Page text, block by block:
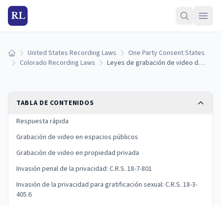
RL
Inicio United States Recording Laws
One Party Consent States
Colorado Recording Laws
Leyes de grabación de video de Colorado: qué es legal y qué no
TABLA DE CONTENIDOS
Respuesta rápida
Grabación de video en espacios públicos
Grabación de video en propiedad privada
Invasión penal de la privacidad: C.R.S. 18-7-801
Invasión de la privacidad para gratificación sexual: C.R.S. 18-3-
405.6